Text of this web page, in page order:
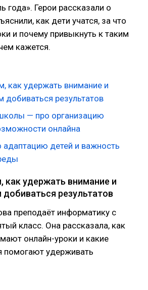
года». Герои рассказали о
как дети учатся, за что
и почему привыкнуть к таким
кажется.
как удержать внимание и
добиваться результатов
— про организацию
онлайна
адаптацию детей и важность
как удержать внимание и
результатов
преподаёт информатику с
класс. Она рассказала, как
онлайн-уроки и какие
помогают удерживать